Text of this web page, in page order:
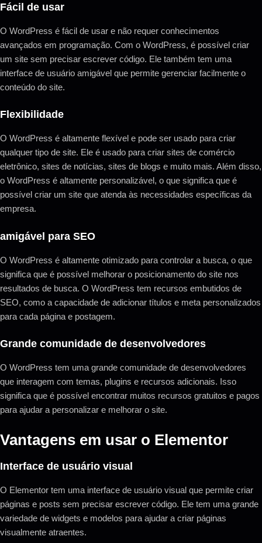
Fácil de usar
O WordPress é fácil de usar e não requer conhecimentos
avançados em programação. Com o WordPress, é possível criar
um site sem precisar escrever código. Ele também tem uma
interface de usuário amigável que permite gerenciar facilmente o
conteúdo do site.
Flexibilidade
O WordPress é altamente flexível e pode ser usado para criar
qualquer tipo de site. Ele é usado para criar sites de comércio
eletrônico, sites de notícias, sites de blogs e muito mais. Além disso,
o WordPress é altamente personalizável, o que significa que é
possível criar um site que atenda às necessidades específicas da
empresa.
amigável para SEO
O WordPress é altamente otimizado para controlar a busca, o que
significa que é possível melhorar o posicionamento do site nos
resultados de busca. O WordPress tem recursos embutidos de
SEO, como a capacidade de adicionar títulos e meta personalizados
para cada página e postagem.
Grande comunidade de desenvolvedores
O WordPress tem uma grande comunidade de desenvolvedores
que interagem com temas, plugins e recursos adicionais. Isso
significa que é possível encontrar muitos recursos gratuitos e pagos
para ajudar a personalizar e melhorar o site.
Vantagens em usar o Elementor
Interface de usuário visual
O Elementor tem uma interface de usuário visual que permite criar
páginas e posts sem precisar escrever código. Ele tem uma grande
variedade de widgets e modelos para ajudar a criar páginas
visualmente atraentes.